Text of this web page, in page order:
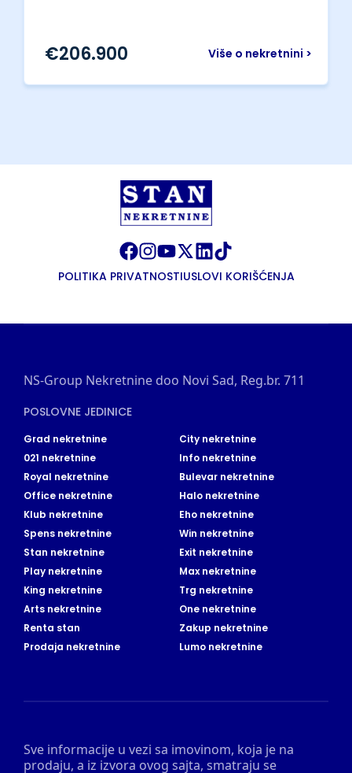
Više o nekretnini >
€206.900
POLITIKA PRIVATNOSTIUSLOVI KORIŠĆENJA
Sve informacije u vezi sa imovinom, koja je na
prodaju, a iz izvora ovog sajta, smatraju se
NS-Group Nekretnine doo Novi Sad, Reg.br. 711
POSLOVNE JEDINICE
Grad nekretnine
City nekretnine
021 nekretnine
Info nekretnine
Royal nekretnine
Bulevar nekretnine
Office nekretnine
Halo nekretnine
Klub nekretnine
Eho nekretnine
Spens nekretnine
Win nekretnine
Stan nekretnine
Exit nekretnine
Play nekretnine
Max nekretnine
King nekretnine
Trg nekretnine
Arts nekretnine
One nekretnine
Renta stan
Zakup nekretnine
Prodaja nekretnine
Lumo nekretnine